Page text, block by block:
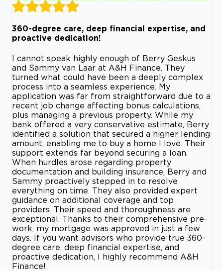
360-degree care, deep financial expertise, and
proactive dedication!
I cannot speak highly enough of Berry Geskus
and Sammy van Laar at A&H Finance. They
turned what could have been a deeply complex
process into a seamless experience. My
application was far from straightforward due to a
recent job change affecting bonus calculations,
plus managing a previous property. While my
bank offered a very conservative estimate, Berry
identified a solution that secured a higher lending
amount, enabling me to buy a home I love. Their
support extends far beyond securing a loan.
When hurdles arose regarding property
documentation and building insurance, Berry and
Sammy proactively stepped in to resolve
everything on time. They also provided expert
guidance on additional coverage and top
providers. Their speed and thoroughness are
exceptional. Thanks to their comprehensive pre-
work, my mortgage was approved in just a few
days. If you want advisors who provide true 360-
degree care, deep financial expertise, and
proactive dedication, I highly recommend A&H
Finance!